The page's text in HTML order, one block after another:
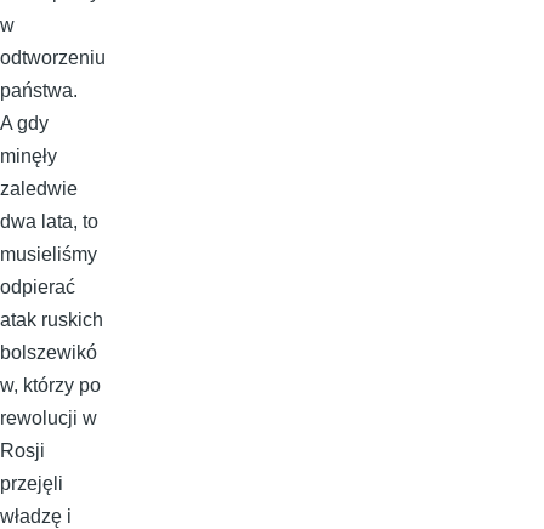
w
odtworzeniu
państwa.
A gdy
minęły
zaledwie
dwa lata, to
musieliśmy
odpierać
atak ruskich
bolszewikó
w, którzy po
rewolucji w
Rosji
przejęli
władzę i